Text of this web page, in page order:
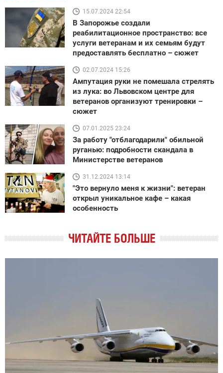
15.07.2024 22:54
В Запорожье создали
реабилитационное пространство: все
услуги ветеранам и их семьям будут
предоставлять бесплатно – сюжет
02.07.2024 15:26
Ампутация руки не помешала стрелять
из лука: во Львовском центре для
ветеранов организуют тренировки –
сюжет
07.01.2025 23:24
За работу "отблагодарили" обильной
руганью: подробности скандала в
Министерстве ветеранов
31.12.2024 13:14
"Это вернуло меня к жизни": ветеран
открыл уникальное кафе – какая
особенность
ЧИТАЙТЕ БОЛЬШЕ